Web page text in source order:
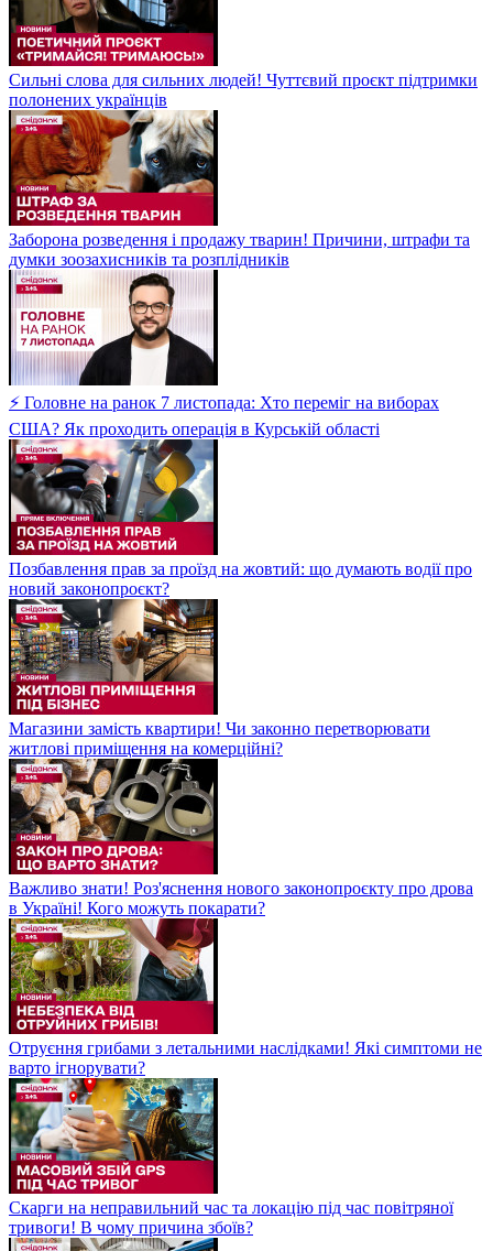
Сильні слова для сильних людей! Чуттєвий проєкт підтримки
полонених українців
Заборона розведення і продажу тварин! Причини, штрафи та
думки зоозахисників та розплідників
⚡ Головне на ранок 7 листопада: Хто переміг на виборах
США? Як проходить операція в Курській області
Позбавлення прав за проїзд на жовтий: що думають водії про
новий законопроєкт?
Магазини замість квартири! Чи законно перетворювати
житлові приміщення на комерційні?
Важливо знати! Роз'яснення нового законопроєкту про дрова
в Україні! Кого можуть покарати?
Отруєння грибами з летальними наслідками! Які симптоми не
варто ігнорувати?
Скарги на неправильний час та локацію під час повітряної
тривоги! В чому причина збоїв?